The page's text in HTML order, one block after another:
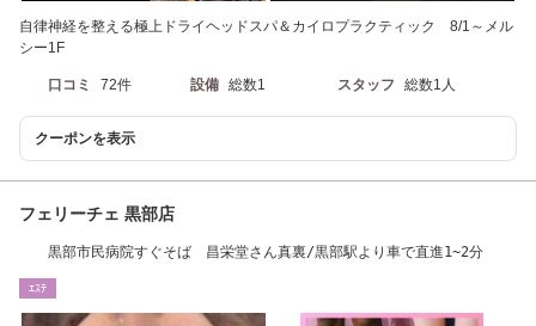
自律神経を整える極上ドライヘッドスパ＆カイロプラクティック 8/1～メル
シー1F
口コミ 72件 設備 総数1 スタッフ 総数1人
クーポンを表示
フェリーチェ 黒部店
黒部市民病院すぐそば 昌栄堂さん真裏/黒部駅より車で直進1~2分
ｴｽﾃ